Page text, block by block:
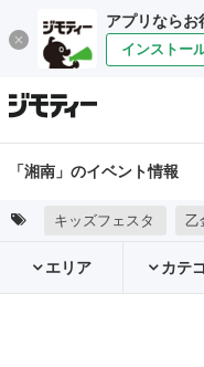
アプリならお
インストー
「湘南」のイベント情報
キッズフェスタ 乙
エリア カテ